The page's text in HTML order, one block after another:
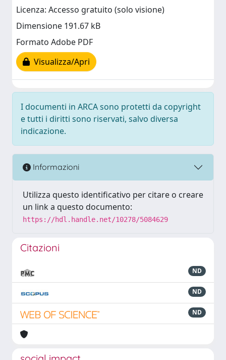
Licenza: Accesso gratuito (solo visione)
Dimensione 191.67 kB
Formato Adobe PDF
Visualizza/Apri
I documenti in ARCA sono protetti da copyright
e tutti i diritti sono riservati, salvo diversa
indicazione.
Informazioni
Utilizza questo identificativo per citare o creare
un link a questo documento:
https://hdl.handle.net/10278/5084629
Citazioni
ND
ND
ND